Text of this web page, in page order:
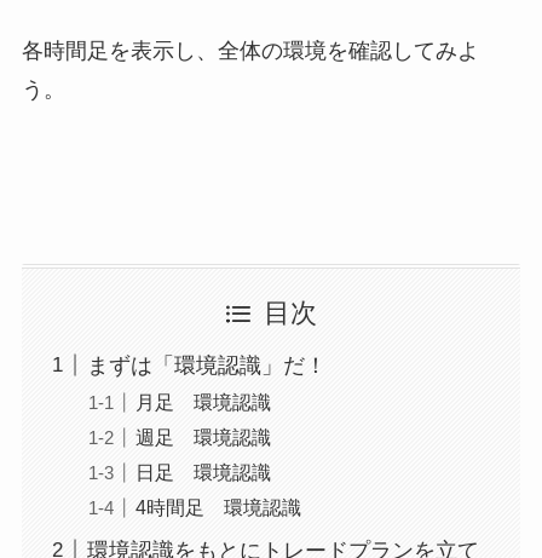
各時間足を表示し、全体の環境を確認してみよ
う。
目次
まずは「環境認識」だ！
月足 環境認識
週足 環境認識
日足 環境認識
4時間足 環境認識
環境認識をもとにトレードプランを立て